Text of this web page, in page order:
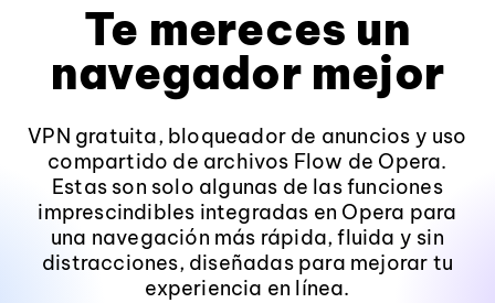
Te mereces un
navegador mejor
VPN gratuita, bloqueador de anuncios y uso
compartido de archivos Flow de Opera.
Estas son solo algunas de las funciones
imprescindibles integradas en Opera para
una navegación más rápida, fluida y sin
distracciones, diseñadas para mejorar tu
experiencia en línea.